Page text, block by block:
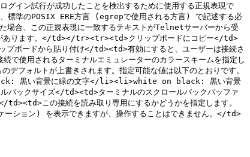
ン試行が成功したことを検出するために使用する正規表現で
、標準のPOSIX ERE方言 (egrepで使用される方言) で記述する必
合、この正規表現に一致するテキストがTelnetサーバーから受
があります。</td></tr><tr><td>クリップボードにコピー</td>
ボードから貼り付け</td><td>有効にすると、ユーザーは接続さ
用されるターミナルエミュレーターのカラースキームを指定し
デフォルトが上書きされます。指定可能な値は以下のとおりです。
黒い背景に緑の文字</li><li>white on black: 黒い背景
クサイズ</td><td>ターミナルのスクロールバックバッファ
この接続を読み取り専用にするかどうかを指定します。
ション) を表示できますが、操作することはできません。</td>